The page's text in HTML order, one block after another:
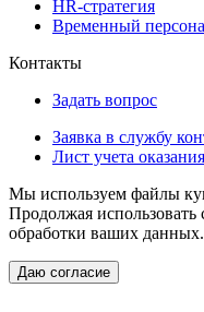
HR-стратегия
Временный
Контакты
Задать вопрос
Заявка в службу
Лист учета
Мы используем файлы
Продолжая использовать
обработки ваших данных.
Даю согласие